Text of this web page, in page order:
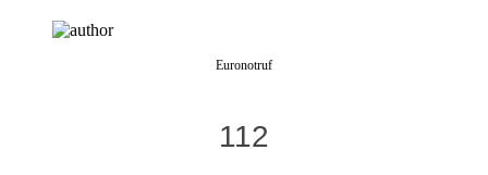
Euronotruf
112